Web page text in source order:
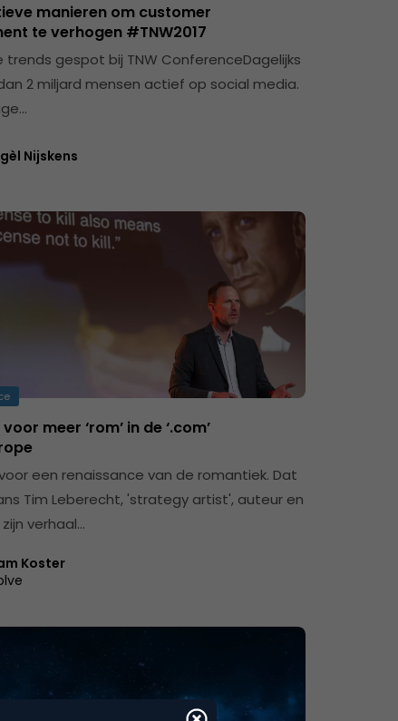
manieren om customer
te verhogen #TNW2017
trends gespot bij TNW ConferenceDagelijks
2 miljard mensen actief op social media.
Nijskens
meer ‘rom’ in de ‘.com’
een renaissance van de romantiek. Dat
Tim Leberecht, 'strategy artist', auteur en
verhaal…
Koster